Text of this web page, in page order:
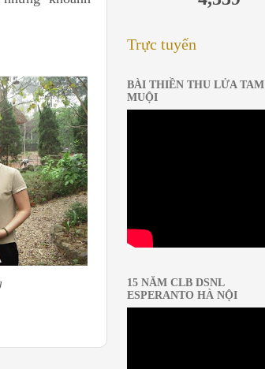
Trực tuyến
BÀI THIỀN THU LỬA TAM
MUỘI
15 NĂM CLB DSNL
ESPERANTO HÀ NỘI